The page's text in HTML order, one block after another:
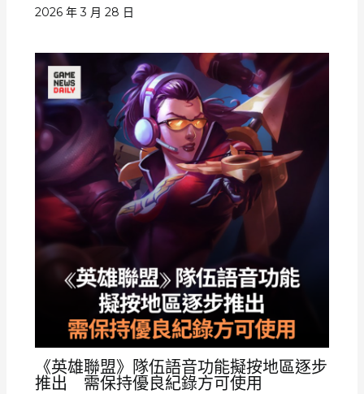
2026 年 3 月 28 日
《英雄聯盟》隊伍語音功能擬按地區逐步
推出 需保持優良紀錄方可使用